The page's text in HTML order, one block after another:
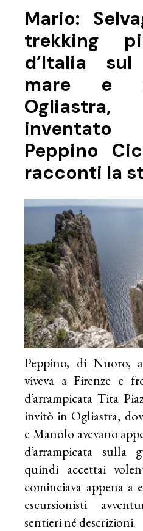
Mario:
trekking
d’Italia
mare e
Peppino
racconti la
Peppino, di Nuoro,
viveva a Firenze e
d’arrampicata Tita
invitò in Ogliastra,
e Manolo avevano
d’arrampicata sulla
quindi accettai
cominciava appena a
escursionisti
sentieri né descrizioni.